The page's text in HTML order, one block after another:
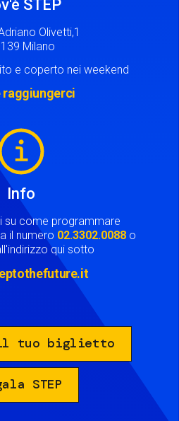
STEP
Olivetti,1
Milano
e coperto nei weekend
raggiungerci
Info
su come programmare
il numero 02.3302.0088 o
qui sotto
il tuo biglietto
STEP